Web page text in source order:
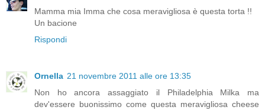
Mamma mia Imma che cosa meravigliosa è questa torta !!
Un bacione
Rispondi
Ornella 21 novembre 2011 alle ore 13:35
Non ho ancora assaggiato il Philadelphia Milka ma
dev'essere buonissimo come questa meravigliosa cheese